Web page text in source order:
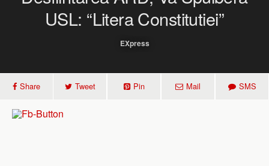
USL: “Litera Constitutiei”
EXpress
Share Tweet Pin Mail SMS